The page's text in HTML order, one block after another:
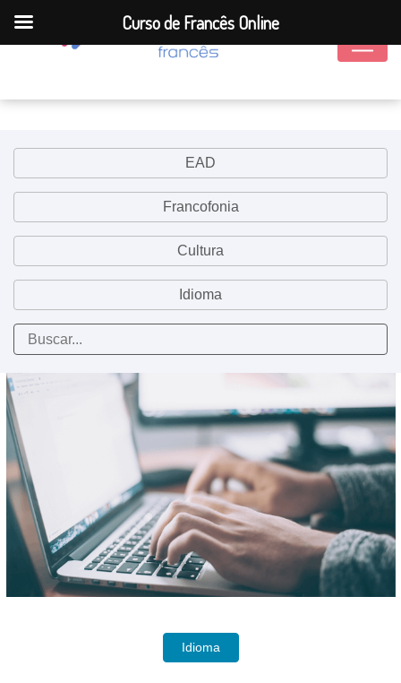
EAD
Francofonia
Cultura
Idioma
Idioma
Curso de Francês Online